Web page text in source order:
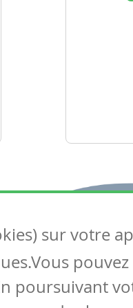
Suivez-
Contactez-nous
Soutien
sur votre
poursuivant